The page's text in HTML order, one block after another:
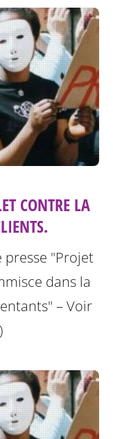
CONTRE LA
"Projet
dans la
– Voir